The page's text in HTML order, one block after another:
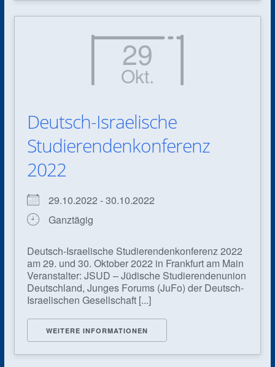
29
Okt.
Deutsch-Israelische
Studierendenkonferenz
2022
29.10.2022 - 30.10.2022
Ganztägig
Deutsch-Israelische Studierendenkonferenz 2022
am 29. und 30. Oktober 2022 in Frankfurt am Main
Veranstalter: JSUD – Jüdische Studierendenunion
Deutschland, Junges Forums (JuFo) der Deutsch-
Israelischen Gesellschaft [...]
WEITERE INFORMATIONEN